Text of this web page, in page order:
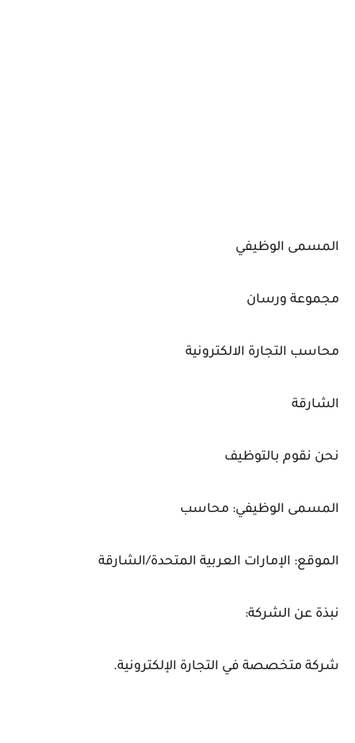
المسمى الوظيفي
مجموعة ورسان
محاسب التجارة الالكترونية
الشارقة
نحن نقوم بالتوظيف
المسمى الوظيفي: محاسب
الموقع: الإمارات العربية المتحدة/الشارقة
نبذة عن الشركة:
شركة متخصصة في التجارة الإلكترونية.